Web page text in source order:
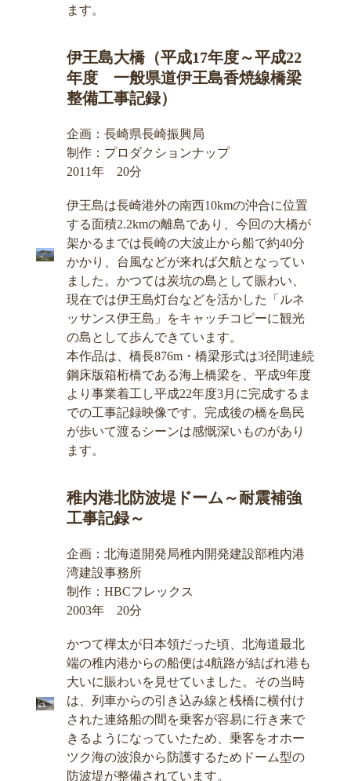
ます。
伊王島大橋（平成17年度～平成22
年度 一般県道伊王島香焼線橋梁
整備工事記録）
企画：長崎県長崎振興局
制作：プロダクションナップ
2011年 20分
伊王島は長崎港外の南西10kmの沖合に位置
する面積2.2kmの離島であり、今回の大橋が
架かるまでは長崎の大波止から船で約40分
かかり、台風などが来れば欠航となってい
ました。かつては炭坑の島として賑わい、
現在では伊王島灯台などを活かした「ルネ
ッサンス伊王島」をキャッチコピーに観光
の島として歩んできています。
本作品は、橋長876m・橋梁形式は3径間連続
鋼床版箱桁橋である海上橋梁を、平成9年度
より事業着工し平成22年度3月に完成するま
での工事記録映像です。完成後の橋を島民
が歩いて渡るシーンは感慨深いものがあり
ます。
稚内港北防波堤ドーム～耐震補強
工事記録～
企画：北海道開発局稚内開発建設部稚内港
湾建設事務所
制作：HBCフレックス
2003年 20分
かつて樺太が日本領だった頃、北海道最北
端の稚内港からの船便は4航路が結ばれ港も
大いに賑わいを見せていました。その当時
は、列車からの引き込み線と桟橋に横付け
された連絡船の間を乗客が容易に行き来で
きるようになっていたため、乗客をオホー
ツク海の波浪から防護するためドーム型の
防波堤が整備されています。